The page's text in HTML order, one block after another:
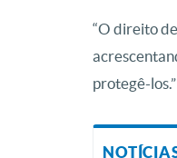
“O direito
protegê-los.”